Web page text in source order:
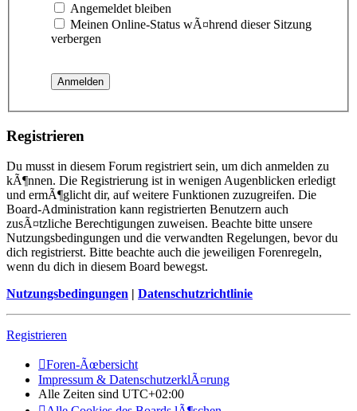
Angemeldet bleiben
Meinen Online-Status wÃ¤hrend dieser Sitzung
verbergen
Registrieren
Du musst in diesem Forum registriert sein, um dich anmelden zu
kÃ¶nnen. Die Registrierung ist in wenigen Augenblicken erledigt
und ermÃ¶glicht dir, auf weitere Funktionen zuzugreifen. Die
Board-Administration kann registrierten Benutzern auch
zusÃ¤tzliche Berechtigungen zuweisen. Beachte bitte unsere
Nutzungsbedingungen und die verwandten Regelungen, bevor du
dich registrierst. Bitte beachte auch die jeweiligen Forenregeln,
wenn du dich in diesem Board bewegst.
Nutzungsbedingungen | Datenschutzrichtlinie
Registrieren
Foren-Ãœbersicht
Impressum & DatenschutzerklÃ¤rung
Alle Zeiten sind UTC+02:00